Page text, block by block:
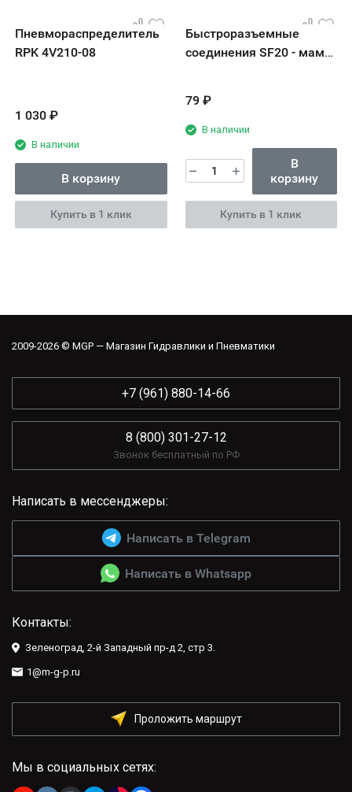
Пневмораспределитель
RPK 4V210-08
1 030 ₽
В наличии
В корзину
Купить в 1 клик
Быстроразъемные
соединения SF20 - мама
79 ₽
В наличии
В
корзину
Купить в 1 клик
2009-2026 © MGP — Магазин Гидравлики и Пневматики
+7 (961) 880-14-66
8 (800) 301-27-12
Звонок бесплатный по РФ
Написать в мессенджеры:
Написать в Telegram
Написать в Whatsapp
Контакты:
Зеленоград, 2-й Западный пр-д 2, стр 3.
1@m-g-p.ru
Проложить маршрут
Мы в социальных сетях: